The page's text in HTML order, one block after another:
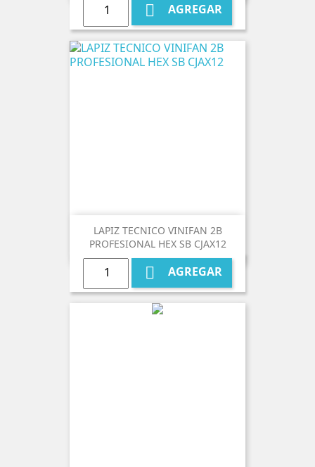
 AGREGAR
LAPIZ TECNICO VINIFAN 2B
PROFESIONAL HEX SB CJAX12
 AGREGAR